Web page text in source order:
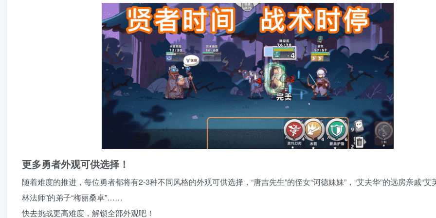
更多勇者外观可供选择！
随着难度的推进，每位勇者都将有2-3种不同风格的外观可供选择，“唐吉先生”的侄女“诃德妹妹”，“艾夫华”的远房亲戚“艾
林法师”的弟子“梅丽桑卓”……
快去挑战更高难度，解锁全部外观吧！